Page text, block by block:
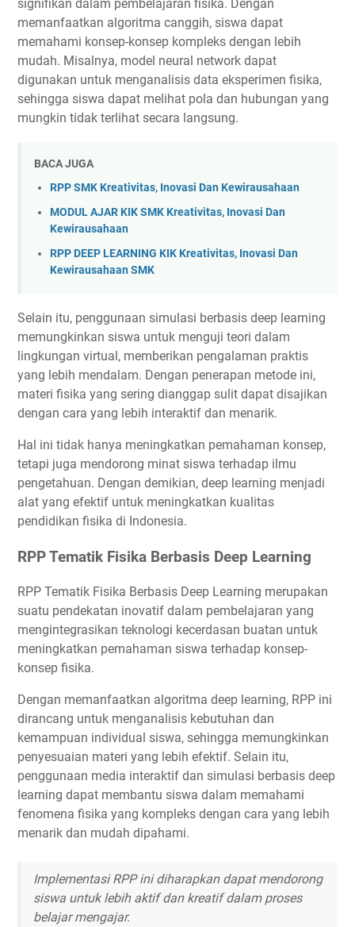
signifikan dalam pembelajaran fisika. Dengan
memanfaatkan algoritma canggih, siswa dapat
memahami konsep-konsep kompleks dengan lebih
mudah. Misalnya, model neural network dapat
digunakan untuk menganalisis data eksperimen fisika,
sehingga siswa dapat melihat pola dan hubungan yang
mungkin tidak terlihat secara langsung.
BACA JUGA
RPP SMK Kreativitas, Inovasi Dan Kewirausahaan
MODUL AJAR KIK SMK Kreativitas, Inovasi Dan
Kewirausahaan
RPP DEEP LEARNING KIK Kreativitas, Inovasi Dan
Kewirausahaan SMK
Selain itu, penggunaan simulasi berbasis deep learning
memungkinkan siswa untuk menguji teori dalam
lingkungan virtual, memberikan pengalaman praktis
yang lebih mendalam. Dengan penerapan metode ini,
materi fisika yang sering dianggap sulit dapat disajikan
dengan cara yang lebih interaktif dan menarik.
Hal ini tidak hanya meningkatkan pemahaman konsep,
tetapi juga mendorong minat siswa terhadap ilmu
pengetahuan. Dengan demikian, deep learning menjadi
alat yang efektif untuk meningkatkan kualitas
pendidikan fisika di Indonesia.
RPP Tematik Fisika Berbasis Deep Learning
RPP Tematik Fisika Berbasis Deep Learning merupakan
suatu pendekatan inovatif dalam pembelajaran yang
mengintegrasikan teknologi kecerdasan buatan untuk
meningkatkan pemahaman siswa terhadap konsep-
konsep fisika.
Dengan memanfaatkan algoritma deep learning, RPP ini
dirancang untuk menganalisis kebutuhan dan
kemampuan individual siswa, sehingga memungkinkan
penyesuaian materi yang lebih efektif. Selain itu,
penggunaan media interaktif dan simulasi berbasis deep
learning dapat membantu siswa dalam memahami
fenomena fisika yang kompleks dengan cara yang lebih
menarik dan mudah dipahami.
Implementasi RPP ini diharapkan dapat mendorong
siswa untuk lebih aktif dan kreatif dalam proses
belajar mengajar.